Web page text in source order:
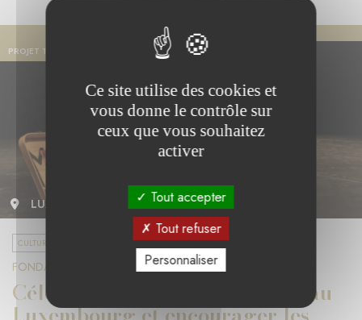
PROJET TERMINÉ
LUXEMBOURG
CULTURE ET DIVERSITÉ
FONDATION PWC LUXEMBOURG
Célébrer l'histoire de la danse au
Ce site utilise des cookies et
vous donne le contrôle sur
ceux que vous souhaitez
activer
Tout accepter
Tout refuser
Personnaliser